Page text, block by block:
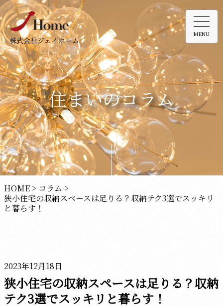
住まいのコラム
株式会社ジェイホーム
MENU
HOME > コラム >
狭小住宅の収納スペースは足りる？収納テク3選でスッキリ
と暮らす！
2023年12月18日
狭小住宅の収納スペースは足りる？収納
テク3選でスッキリと暮らす！